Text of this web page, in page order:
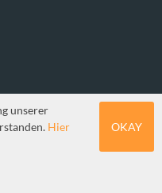
unserer
Hier
OKAY